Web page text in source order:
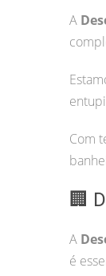
A
Com
🏢
A
é